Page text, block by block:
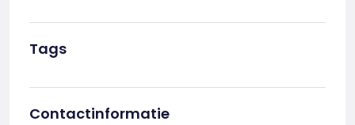
Tags
Contactinformatie